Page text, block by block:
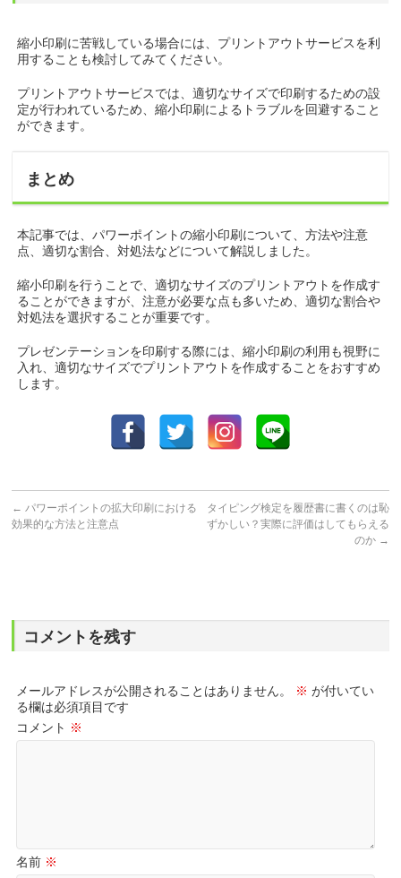
縮小印刷に苦戦している場合には、プリントアウトサービスを利
用することも検討してみてください。
プリントアウトサービスでは、適切なサイズで印刷するための設
定が行われているため、縮小印刷によるトラブルを回避すること
ができます。
まとめ
本記事では、パワーポイントの縮小印刷について、方法や注意
点、適切な割合、対処法などについて解説しました。
縮小印刷を行うことで、適切なサイズのプリントアウトを作成す
ることができますが、注意が必要な点も多いため、適切な割合や
対処法を選択することが重要です。
プレゼンテーションを印刷する際には、縮小印刷の利用も視野に
入れ、適切なサイズでプリントアウトを作成することをおすすめ
します。
← パワーポイントの拡大印刷における
効果的な方法と注意点
タイピング検定を履歴書に書くのは恥
ずかしい？実際に評価はしてもらえる
のか →
コメントを残す
メールアドレスが公開されることはありません。 ※ が付いてい
る欄は必須項目です
コメント ※
名前 ※